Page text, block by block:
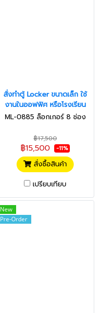
สั่งทำตู้ Locker ขนาดเล็ก ใช้
งานในออฟฟิศ หรือโรงเรียน
ML-0885 ล็อกเกอร์ 8 ช่อง
฿17,500
฿15,500 -11%
สั่งซื้อสินค้า
เปรียบเทียบ
New
Pre-Order